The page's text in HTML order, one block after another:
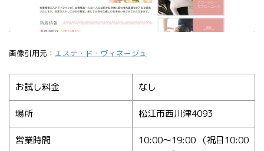
画像引用元： エステ・ド・ヴィネージュ
お試し料金 なし
場所 松江市西川津4093
営業時間
10:00～19:00 （祝日10:00